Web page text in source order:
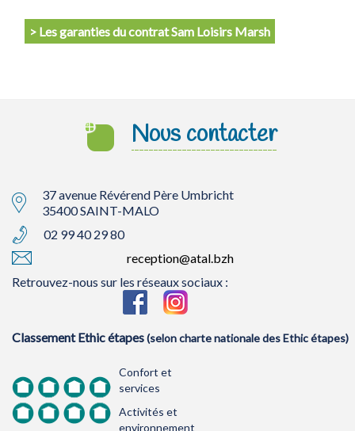
> Les garanties du contrat Sam Loisirs Marsh
Nous contacter
37 avenue Révérend Père Umbricht
35400 SAINT-MALO
02 99 40 29 80
reception@atal.bzh
Retrouvez-nous sur les réseaux sociaux :
Classement Ethic étapes(selon charte nationale des Ethic étapes)
Confort et
services
Activités et
environnement